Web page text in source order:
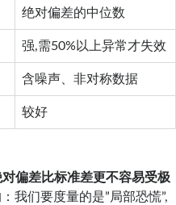
绝对偏差的中位数
强,需50%以上异常才失效
含噪声、非对称数据
较好
偏差比标准差更不容易受极
我们要度量的是”局部恐慌”,